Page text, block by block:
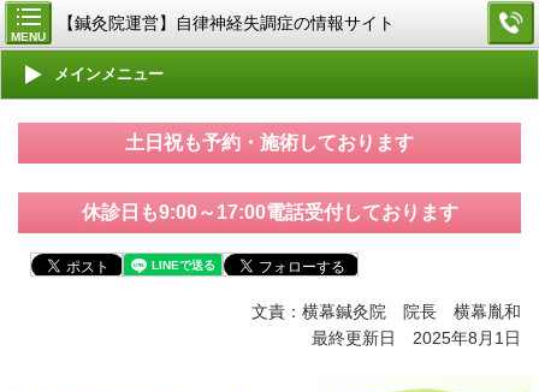
MENU
【鍼灸院運営】自律神経失調症の情報サイト
メインメニュー
土日祝も予約・施術しております
休診日も9:00～17:00電話受付しております
文責：横幕鍼灸院 院長 横幕胤和
最終更新日 2025年8月1日